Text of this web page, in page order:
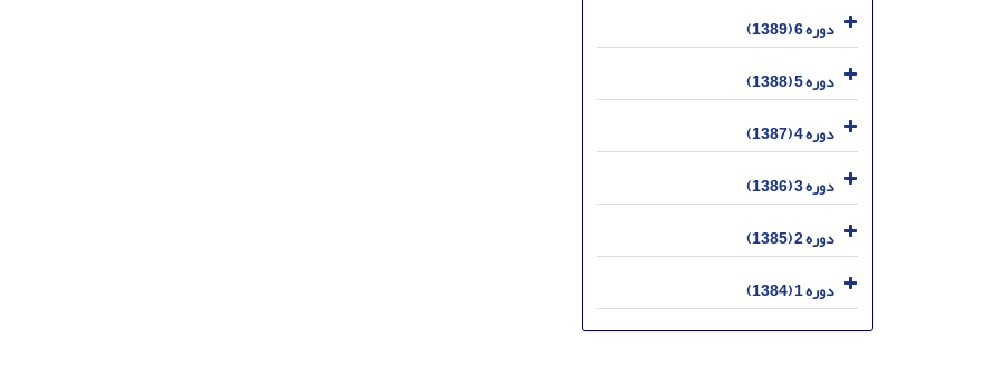
دوره 6 (1389)
دوره 5 (1388)
دوره 4 (1387)
دوره 3 (1386)
دوره 2 (1385)
دوره 1 (1384)